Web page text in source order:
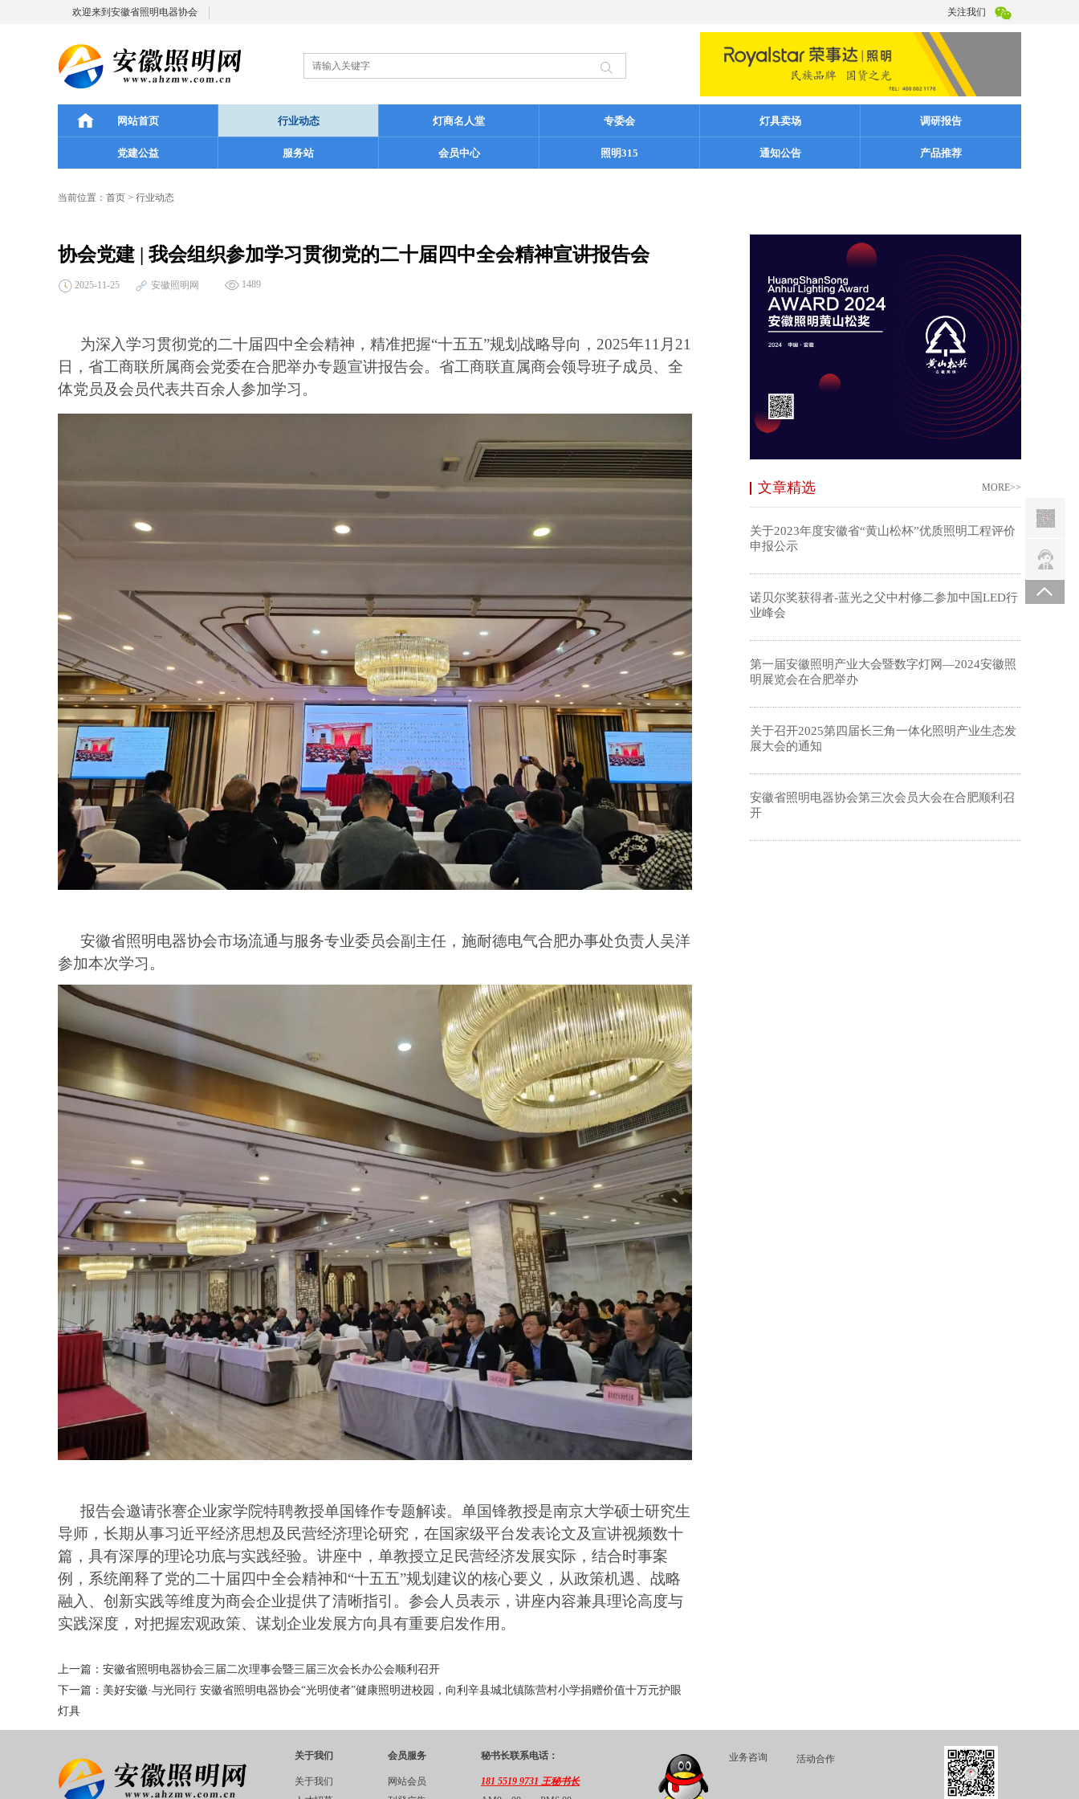
欢迎来到安徽省照明电器协会 关注我们
网站首页 行业动态 灯商名人堂 专委会 灯具卖场 调研报告
党建公益 服务站 会员中心 照明315 通知公告 产品推荐
当前位置： 首页 > 行业动态
协会党建 | 我会组织参加学习贯彻党的二十届四中全会精神宣讲报告会
2025-11-25 安徽照明网 1489
为深入学习贯彻党的二十届四中全会精神，精准把握“十五五”规划战略导向， 2025年11月 21
日，省工商联所属商会党委在合肥举办专题宣讲报告会。省工商联直属商会领导班子成员、全
体党员及会员代表共百余人参加学习。
安徽省照明电器协会市场流通与服务专业委员会副主任 ，施耐德电气合肥办事处负责人 吴洋
参加本次学习。
报告会邀请张謇企业家学院特聘教授单国锋作专题解读。单国锋教授是南京大学硕士研究生
导师，长期从事习近平经济思想及民营经济理论研究，在国家级平台发表论文及宣讲视频数十
篇，具有深厚的理论功底与实践经验。讲座中，单教授立足民营经济发展实际，结合时事案
例，系统阐释了党的二十届四中全会精神和“十五五”规划建议的核心要义，从政策机遇、战略
融入、创新实践等维度为商会企业提供了清晰指引。参会人员表示，讲座内容兼具理论高度与
实践深度，对把握宏观政策、谋划企业发展方向具有重要启发作用。
上一篇： 安徽省照明电器协会三届二次理事会暨三届三次会长办公会顺利召开
下一篇： 美好安徽·与光同行 安徽省照明电器协会“光明使者”健康照明进校园，向利辛县城北镇陈营村小学捐赠价值十万元护眼
灯具
文章精选 MORE>>
关于2023年度安徽省“黄山松杯”优质照明工程评价
申报公示
诺贝尔奖获得者-蓝光之父中村修二参加中国LED行
业峰会
第一届安徽照明产业大会暨数字灯网—2024安徽照
明展览会在合肥举办
关于召开2025第四届长三角一体化照明产业生态发
展大会的通知
安徽省照明电器协会第三次会员大会在合肥顺利召
开
关于我们
关于我们
会员服务
网站会员
秘书长联系电话：
181 5519 9731 王秘书长
业务咨询 活动合作